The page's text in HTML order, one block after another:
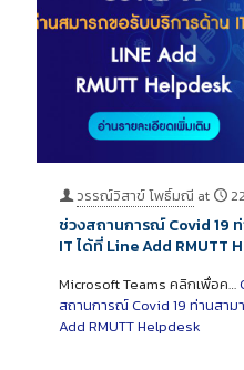
วรรณ์วิสาข์ โพธิ์มณี at
ช่วงสถานการณ์ Covid 19
IT ได้ที่ Line Add RMUTT
Microsoft Teams คลิกเพื่อค…
สถานการณ์ Covid 19 ท่านสา
Add RMUTT Helpdesk